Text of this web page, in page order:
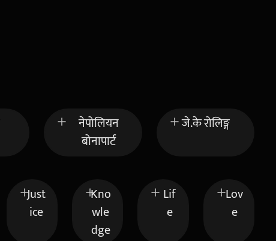
नेपोलियन
बोनापार्ट
जे.के रोलिङ्ग
Just
ice
Kno
wle
dge
Lif
e
Lov
e